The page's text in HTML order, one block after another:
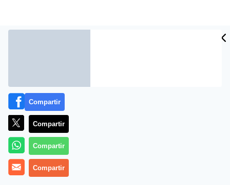
Más información
Compartir
Compartir
Compartir
Compartir